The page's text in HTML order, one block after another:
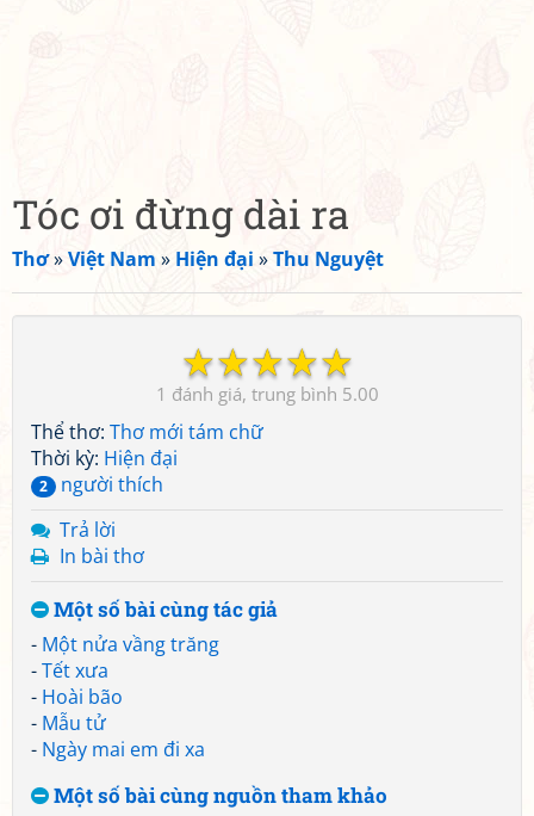
Tóc ơi đừng dài ra
Thơ»Việt Nam » Hiện đại »Thu Nguyệt
☆
☆
☆
☆
☆
1 5.00
Thể thơ: Thơ mới tám chữ
Thời kỳ: Hiện đại
2
người thích
Trả lời
In bài thơ
Một số bài cùng tác giả
- Một nửa vầng trăng
-Tết xưa
- Hoài bão
- Mẫu tử
- Ngày mai em đi xa
Một số bài cùng nguồn tham khảo